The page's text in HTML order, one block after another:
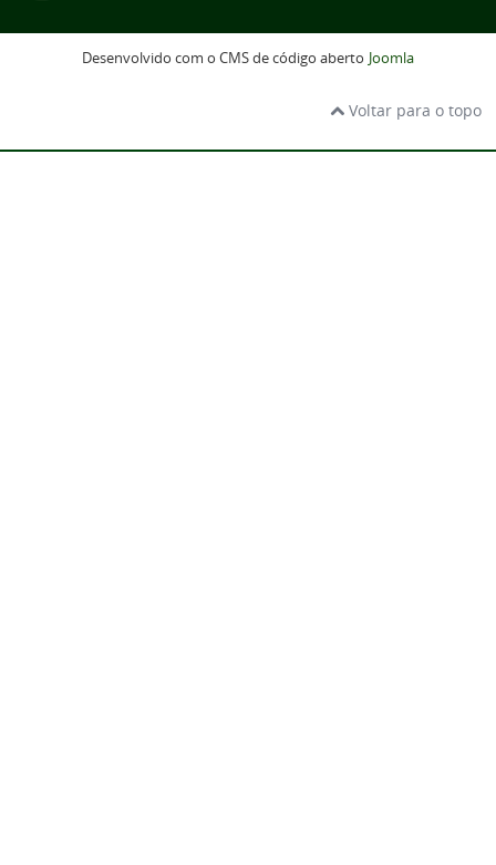
Desenvolvido com o CMS de código aberto Joomla
Voltar para o topo